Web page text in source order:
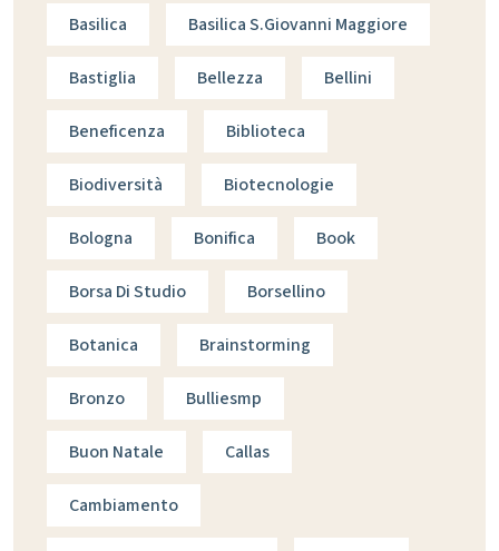
Basilica Basilica S.giovanni Maggiore
Bastiglia Bellezza Bellini
Beneficenza Biblioteca
Biodiversità Biotecnologie
Bologna Bonifica Book
Borsa Di Studio Borsellino
Botanica Brainstorming
Bronzo Bulliesmp
Buon Natale Callas
Cambiamento